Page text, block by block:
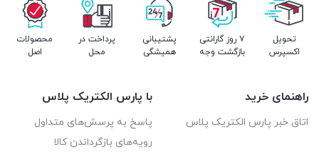
تحویل
اکسپرس
۷ روز گارانتی
بازگشت وجه
پشتیبانی
همیشگی
پرداخت در
محل
محصولات
اصل
راهنمای خرید
اتاق خبر پارس الکتریک پلاس
با پارس الکتریک پلاس
پاسخ به پرسش‌های متداول
رویه‌های بازگرداندن کالا